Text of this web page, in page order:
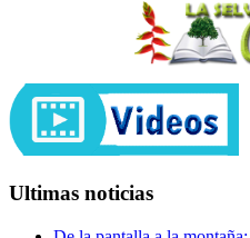
Ultimas noticias